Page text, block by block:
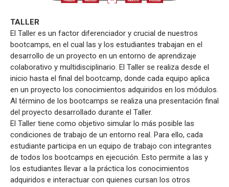
TALLER
El Taller es un factor diferenciador y crucial de nuestros
bootcamps, en el cual las y los estudiantes trabajan en el
desarrollo de un proyecto en un entorno de aprendizaje
colaborativo y multidisciplinario. El Taller se realiza desde el
inicio hasta el final del bootcamp, donde cada equipo aplica
en un proyecto los conocimientos adquiridos en los módulos.
Al término de los bootcamps se realiza una presentación final
del proyecto desarrollado durante el Taller.
El Taller tiene como objetivo simular lo más posible las
condiciones de trabajo de un entorno real. Para ello, cada
estudiante participa en un equipo de trabajo con integrantes
de todos los bootcamps en ejecución. Esto permite a las y
los estudiantes llevar a la práctica los conocimientos
adquiridos e interactuar con quienes cursan los otros